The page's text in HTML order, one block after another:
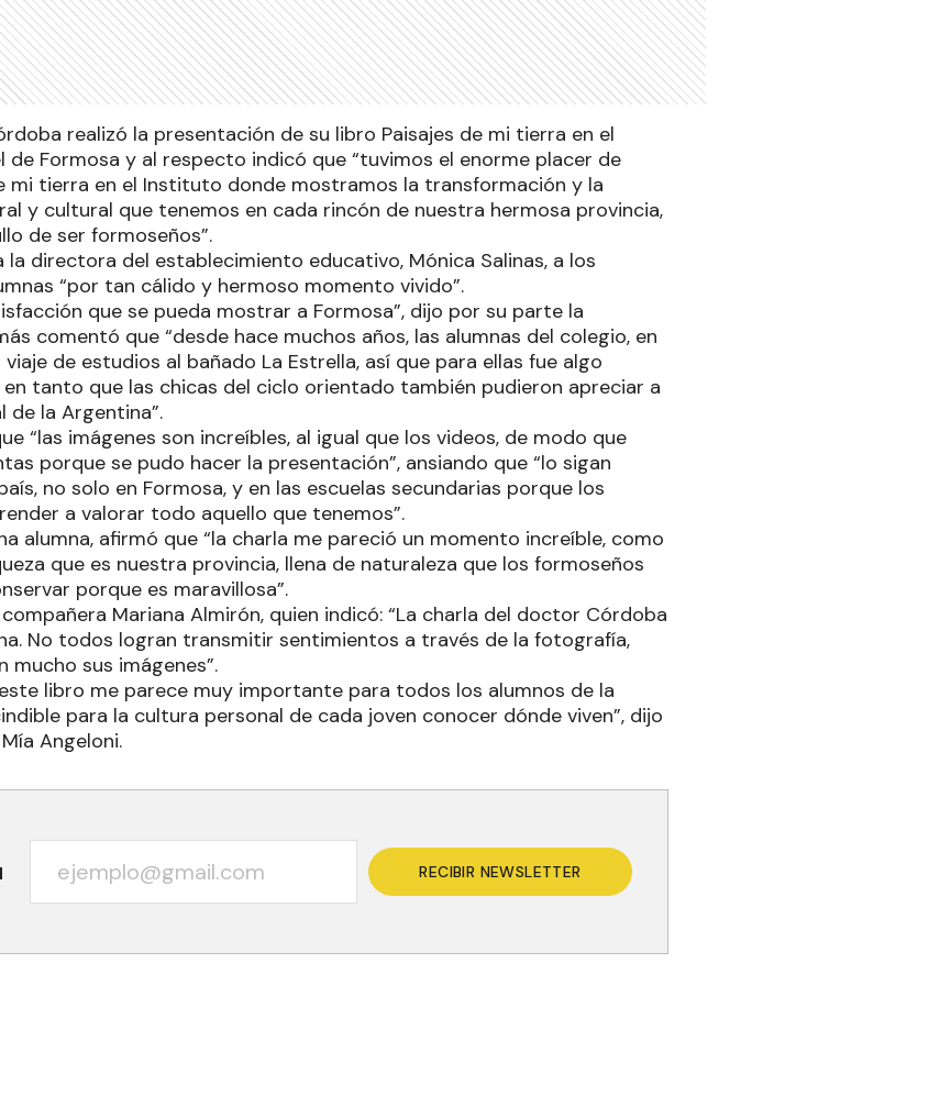
realizó la presentación de su libro Paisajes de mi tierra en el
de Formosa y al respecto indicó que “tuvimos el enorme placer de
mi tierra en el Instituto donde mostramos la transformación y la
y cultural que tenemos en cada rincón de nuestra hermosa provincia,
de ser formoseños”.
directora del establecimiento educativo, Mónica Salinas, a los
“por tan cálido y hermoso momento vivido”.
que se pueda mostrar a Formosa”, dijo por su parte la
comentó que “desde hace muchos años, las alumnas del colegio, en
de estudios al bañado La Estrella, así que para ellas fue algo
tanto que las chicas del ciclo orientado también pudieron apreciar a
de la Argentina”.
“las imágenes son increíbles, al igual que los videos, de modo que
porque se pudo hacer la presentación”, ansiando que “lo sigan
no solo en Formosa, y en las escuelas secundarias porque los
a valorar todo aquello que tenemos”.
alumna, afirmó que “la charla me pareció un momento increíble, como
que es nuestra provincia, llena de naturaleza que los formoseños
porque es maravillosa”.
Mariana Almirón, quien indicó: “La charla del doctor Córdoba
No todos logran transmitir sentimientos a través de la fotografía,
mucho sus imágenes”.
libro me parece muy importante para todos los alumnos de la
para la cultura personal de cada joven conocer dónde viven”, dijo
Angeloni.
RECIBIR NEWSLETTER